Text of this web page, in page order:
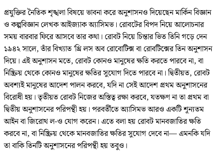
প্রযুক্তির নৈতিক শৃঙ্খলা বিষয়ে ভাবনা করে অনুশাসনও দিয়েছেন মার্কিন বিজ্ঞান
ও কল্পবিজ্ঞান লেখক আইজ্যাক অ্যাসিমভ। রোবটের বিপদ নিয়ে আলোচনার
সময় বারবার ফিরে আসবে তার কথা। রোবট নিয়ে চিন্তার ভিত তিনি গড়ে দেন
১৯৪২ সালে, তাঁর বিখ্যাত 'থ্রি লস অব রোবোটিক্স বা রোবটিক্সের তিন অনুশাসন
দিয়ে। এই অনুশাসন মতে, রোবট কোনও মানুষের ক্ষতি করতে পারবে না, বা
নিষ্ক্রিয় থেকে কোনও মানুষের ক্ষতির সুযোগ দিতে পারবে না। দ্বিতীয়ত, রোবট
অবশ্যই মানুষের আদেশ পালন করবে, যদি না সেই আদেশ প্রথম অনুশাসনের
বিরোধী হয়। তৃতীয়ত রোবট নিজের অস্তিত্ব রক্ষা করবে, যতক্ষণ না তা প্রথম বা
দ্বিতীয় অনুশাসনের পরিপন্থী হয়। পরবর্তীতে অ্যাসিমভ আরও একটি শূন্যতম
আইন বা জিরোথ ল-ও যোগ করেন। এতে বলা হয় রোবট মানবজাতির ক্ষতি
করবে না, বা নিষ্ক্রিয় থেকে মানবজাতির ক্ষতির সুযোগ দেবে না— এমনকি যদি
তা বাকি তিনটি অনুশাসনের পরিপন্থী হয় তবুও।